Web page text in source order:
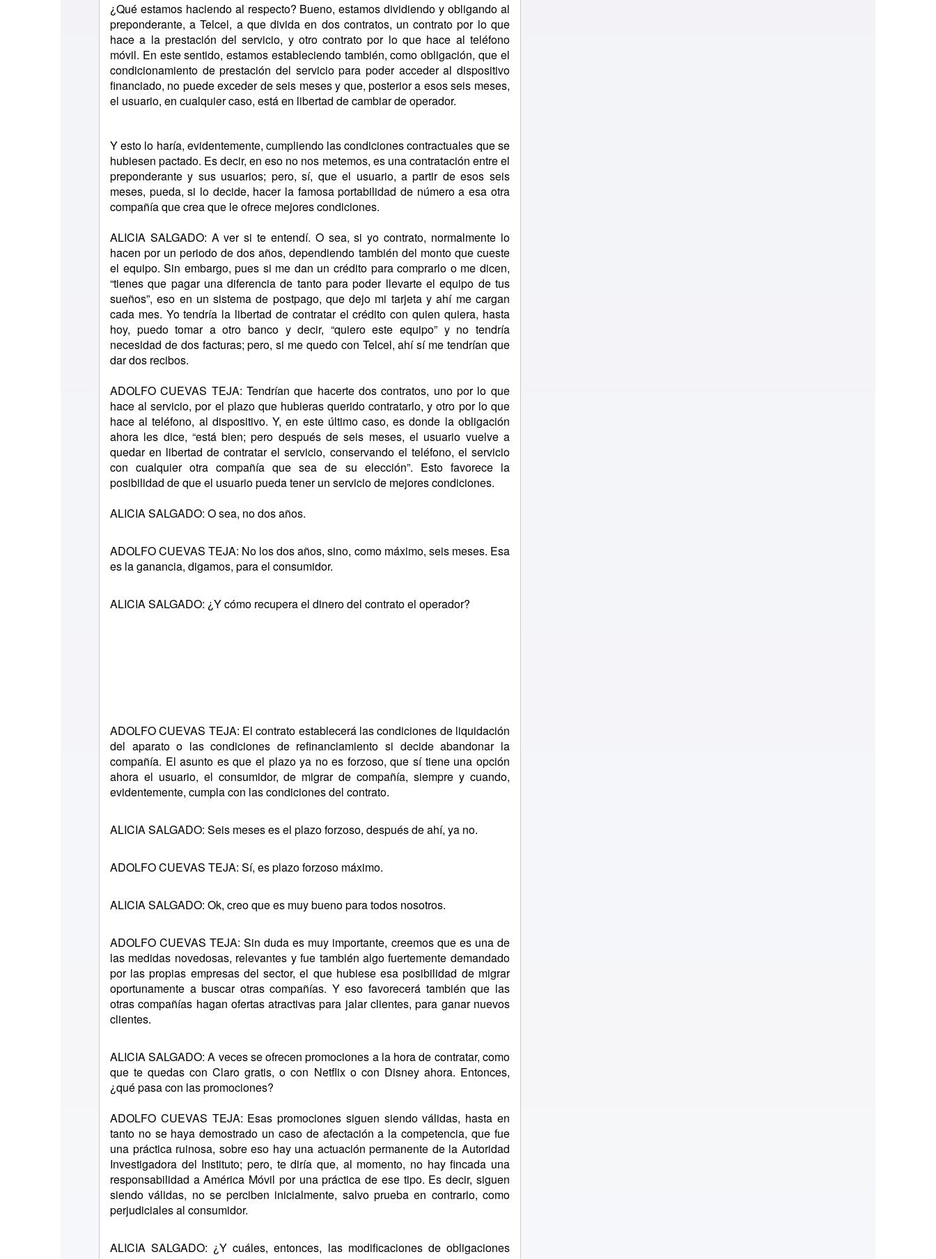
¿Qué estamos haciendo al respecto? Bueno, estamos dividiendo y obligando al
preponderante, a Telcel, a que divida en dos contratos, un contrato por lo que
hace a la prestación del servicio, y otro contrato por lo que hace al teléfono
móvil. En este sentido, estamos estableciendo también, como obligación, que el
condicionamiento de prestación del servicio para poder acceder al dispositivo
financiado, no puede exceder de seis meses y que, posterior a esos seis meses,
el usuario, en cualquier caso, está en libertad de cambiar de operador.
Y esto lo haría, evidentemente, cumpliendo las condiciones contractuales que se
hubiesen pactado. Es decir, en eso no nos metemos, es una contratación entre el
preponderante y sus usuarios; pero, sí, que el usuario, a partir de esos seis
meses, pueda, si lo decide, hacer la famosa portabilidad de número a esa otra
compañía que crea que le ofrece mejores condiciones.
ALICIA SALGADO: A ver si te entendí. O sea, si yo contrato, normalmente lo
hacen por un periodo de dos años, dependiendo también del monto que cueste
el equipo. Sin embargo, pues si me dan un crédito para comprarlo o me dicen,
“tienes que pagar una diferencia de tanto para poder llevarte el equipo de tus
sueños”, eso en un sistema de postpago, que dejo mi tarjeta y ahí me cargan
cada mes. Yo tendría la libertad de contratar el crédito con quien quiera, hasta
hoy, puedo tomar a otro banco y decir, “quiero este equipo” y no tendría
necesidad de dos facturas; pero, si me quedo con Telcel, ahí sí me tendrían que
dar dos recibos.
ADOLFO CUEVAS TEJA: Tendrían que hacerte dos contratos, uno por lo que
hace al servicio, por el plazo que hubieras querido contratarlo, y otro por lo que
hace al teléfono, al dispositivo. Y, en este último caso, es donde la obligación
ahora les dice, “está bien; pero después de seis meses, el usuario vuelve a
quedar en libertad de contratar el servicio, conservando el teléfono, el servicio
con cualquier otra compañía que sea de su elección”. Esto favorece la
posibilidad de que el usuario pueda tener un servicio de mejores condiciones.
ALICIA SALGADO: O sea, no dos años.
ADOLFO CUEVAS TEJA: No los dos años, sino, como máximo, seis meses. Esa
es la ganancia, digamos, para el consumidor.
ALICIA SALGADO: ¿Y cómo recupera el dinero del contrato el operador?
ADOLFO CUEVAS TEJA: El contrato establecerá las condiciones de liquidación
del aparato o las condiciones de refinanciamiento si decide abandonar la
compañía. El asunto es que el plazo ya no es forzoso, que sí tiene una opción
ahora el usuario, el consumidor, de migrar de compañía, siempre y cuando,
evidentemente, cumpla con las condiciones del contrato.
ALICIA SALGADO: Seis meses es el plazo forzoso, después de ahí, ya no.
ADOLFO CUEVAS TEJA: Sí, es plazo forzoso máximo.
ALICIA SALGADO: Ok, creo que es muy bueno para todos nosotros.
ADOLFO CUEVAS TEJA: Sin duda es muy importante, creemos que es una de
las medidas novedosas, relevantes y fue también algo fuertemente demandado
por las propias empresas del sector, el que hubiese esa posibilidad de migrar
oportunamente a buscar otras compañías. Y eso favorecerá también que las
otras compañías hagan ofertas atractivas para jalar clientes, para ganar nuevos
clientes.
ALICIA SALGADO: A veces se ofrecen promociones a la hora de contratar, como
que te quedas con Claro gratis, o con Netflix o con Disney ahora. Entonces,
¿qué pasa con las promociones?
ADOLFO CUEVAS TEJA: Esas promociones siguen siendo válidas, hasta en
tanto no se haya demostrado un caso de afectación a la competencia, que fue
una práctica ruinosa, sobre eso hay una actuación permanente de la Autoridad
Investigadora del Instituto; pero, te diría que, al momento, no hay fincada una
responsabilidad a América Móvil por una práctica de ese tipo. Es decir, siguen
siendo válidas, no se perciben inicialmente, salvo prueba en contrario, como
perjudiciales al consumidor.
ALICIA SALGADO: ¿Y cuáles, entonces, las modificaciones de obligaciones